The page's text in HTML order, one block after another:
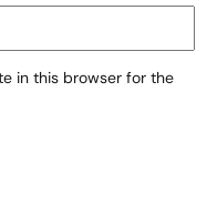
in this browser for the